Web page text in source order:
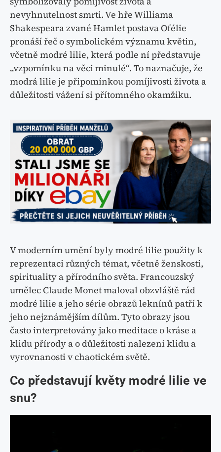
nevyhnutelnost smrti. Ve hře Williama
Shakespeara zvané Hamlet postava Ofélie
pronáší řeč o symbolickém významu květin,
včetně modré lilie, která podle ní představuje
„vzpomínku na věci minulé“. To naznačuje, že
modrá lilie je připomínkou pomíjivosti života a
důležitosti vážení si přítomného okamžiku.
V moderním umění byly modré lilie použity k
reprezentaci různých témat, včetně ženskosti,
spirituality a přírodního světa. Francouzský
umělec Claude Monet maloval obzvláště rád
modré lilie a jeho série obrazů leknínů patří k
jeho nejznámějším dílům. Tyto obrazy jsou
často interpretovány jako meditace o kráse a
klidu přírody a o důležitosti nalezení klidu a
vyrovnanosti v chaotickém světě.
Co představují květy modré lilie ve
snu?